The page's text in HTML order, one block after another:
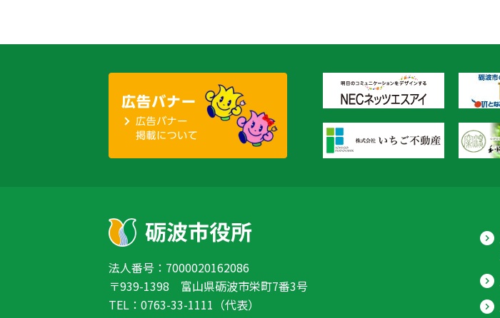
法人番号：7000020162086
〒939-1398 富山県砺波市栄町7番3号
TEL：0763-33-1111（代表）